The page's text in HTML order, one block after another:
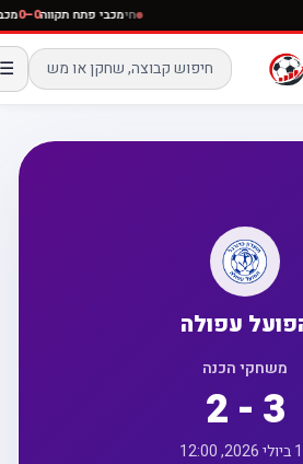
חימכבי פתח תקווה0–0
☰
עפולה
משחקי הכנה
2 - 3